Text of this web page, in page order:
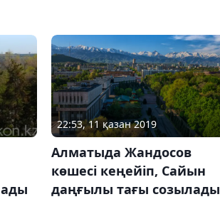
22:53, 11 қазан 2019
Алматыда Жандосов
көшесі кеңейіп, Сайын
даңғылы тағы созылады